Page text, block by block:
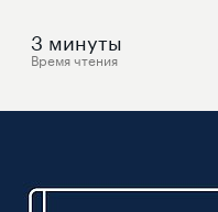
3 минуты
Время чтения